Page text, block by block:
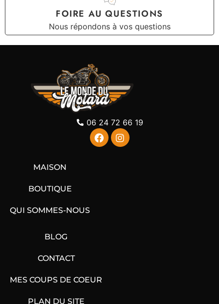
FOIRE AU QUESTIONS
Nous répondons à vos questions
06 24 72 66 19
MAISON
BOUTIQUE
QUI SOMMES-NOUS
BLOG
CONTACT
MES COUPS DE COEUR
PLAN DU SITE